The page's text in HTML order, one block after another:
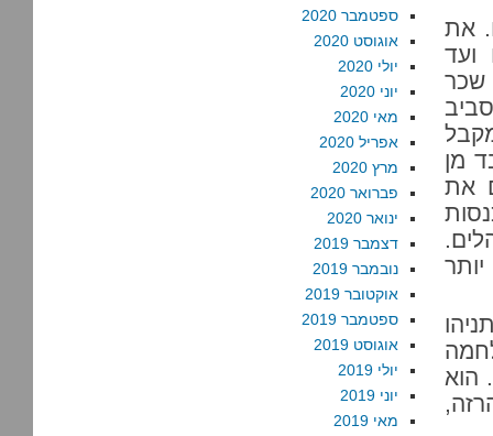
את
ועד
שכר
מן
את
הוא
ספטמבר 2020
אוגוסט 2020
יולי 2020
יוני 2020
מאי 2020
אפריל 2020
מרץ 2020
פברואר 2020
ינואר 2020
דצמבר 2019
נובמבר 2019
אוקטובר 2019
ספטמבר 2019
אוגוסט 2019
יולי 2019
יוני 2019
מאי 2019